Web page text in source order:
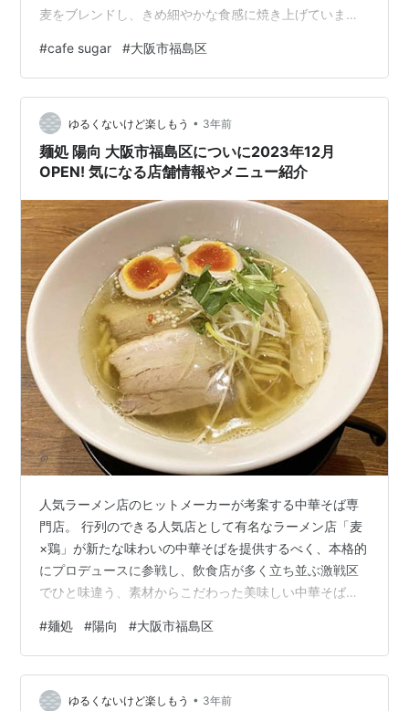
麦をブレンドし、きめ細やかな食感に焼き上げていま
とクリームを重ねたカラフルなショートケーキは、素材
独自の風味高い味わいが美味すぎると人気！ ショコラ系
やフルーツプリンも完売する人気ぶりですので注文はお
早めに。 cafe sugar 大阪市福島区についに2024年1月
OPEN!お店の基本情報 店舗名 cafe sugar オープン日
2024…
#cafe sugar #大阪市福島区
ゆるくないけど楽しもう • 3年前
麺処 陽向 大阪市福島区についに2023年12月
OPEN! 気になる店舗情報やメニュー紹介
人気ラーメン店のヒットメーカーが考案する中華そば専
門店。 行列のできる人気店として有名なラーメン店「麦
×鶏」が新たな味わいの中華そばを提供するべく、本格的
にプロデュースに参戦し、飲食店が多く立ち並ぶ激戦区
でひと味違う、素材からこだわった美味しい中華そばを
る豚料理の専門店豚美との協力により、高品質な豚焼肉
や豚しゃぶなども食べることができるので、中華そばだ
けでなく、豚肉メニューも見逃せない逸品。 中華そばと
一緒に注文してみてください。 麺処 陽向 大阪市福島区
#麺処 #陽向 #大阪市福島区
ゆるくないけど楽しもう • 3年前